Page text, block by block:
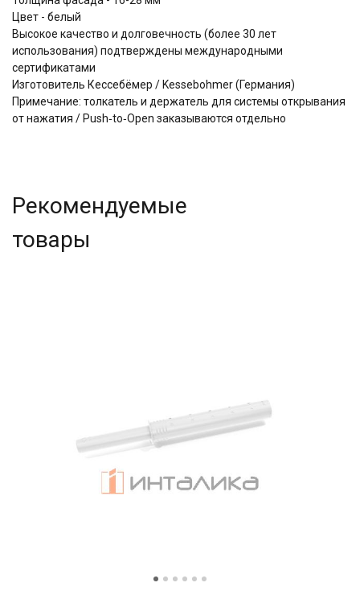
Цвет - белый
Высокое качество и долговечность (более 30 лет
использования) подтверждены международными
сертификатами
Изготовитель Кессебёмер / Kessebohmer (Германия)
Примечание: толкатель и держатель для системы открывания
от нажатия / Push‑to‑Open заказываются отдельно
Рекомендуемые
товары